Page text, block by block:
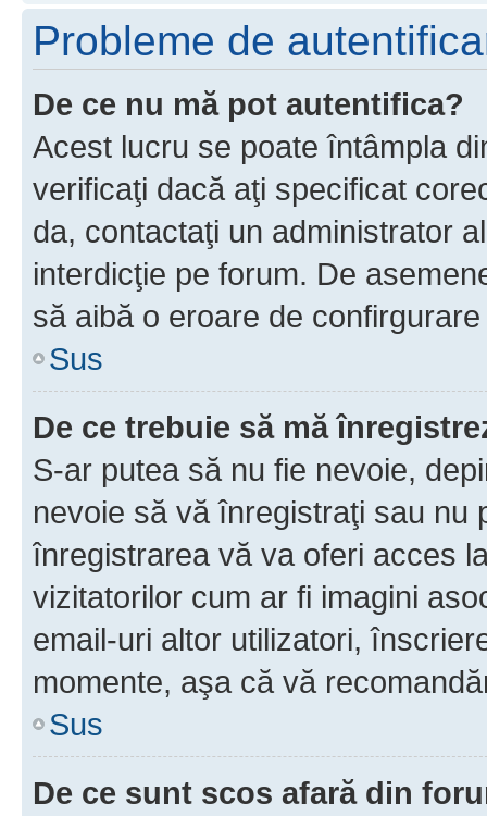
Probleme de
De ce nu mă pot autentifica?
Acest lucru se poate întâmpla
verificaţi dacă aţi specificat
da, contactaţi un administrator
interdicţie pe forum. De
să aibă o eroare de
Sus
De ce trebuie să mă
S-ar putea să nu fie nevoie,
nevoie să vă înregistraţi sau nu
înregistrarea vă va oferi acces
vizitatorilor cum ar fi imagini
email-uri altor utilizatori,
momente, aşa că vă
Sus
De ce sunt scos afară din